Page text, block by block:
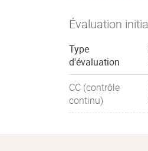
Évaluation
Type
d'évaluation
CC (contrôle
continu)